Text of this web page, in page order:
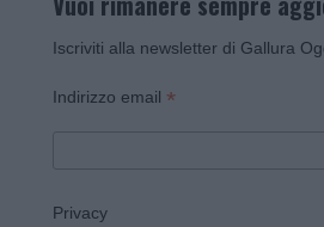
Iscriviti alla newsletter di Gallura
Indirizzo email *
Privacy